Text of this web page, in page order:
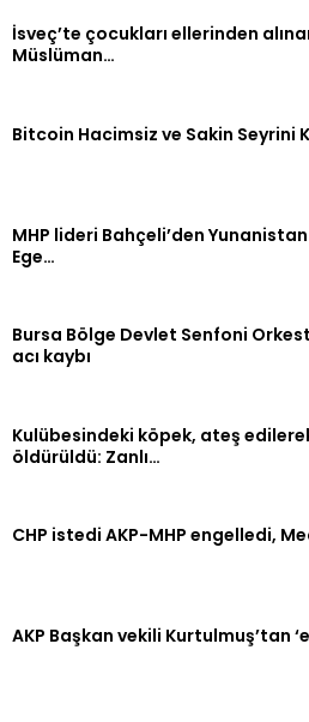
İsveç’te çocukları ellerinden
Müslüman…
Bitcoin Hacimsiz ve Sakin Seyrini
MHP lideri Bahçeli’den Yunanistan
Ege…
Bursa Bölge Devlet Senfoni
acı kaybı
Kulübesindeki köpek, ateş
öldürüldü: Zanlı…
CHP istedi AKP-MHP engelledi,
AKP Başkan vekili Kurtulmuş’tan